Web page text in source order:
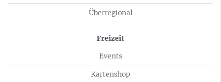
Überregional
Freizeit
Events
Kartenshop